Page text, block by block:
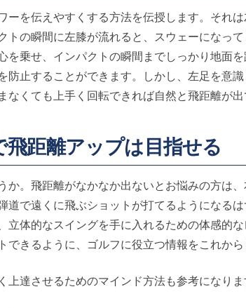
ーを伝えやすくする方法を伝授します。それ
トの瞬間に左膝が流れると、スウェーになっ
を乗せ、インパクトの瞬間までしっかり地面
防止することができます。しかし、左足を意
なくても上手く回転できれば自然と飛距離が出
距離アップは目指せる
か。飛距離がなかなか出ないとお悩みの方は
道で遠くに飛ぶショットが打てるようになる
立体的なスイングを手に入れるための体感的
できるように、ゴルフに役立つ情報をこれから
上達させるためのマインド方法も参考になりま